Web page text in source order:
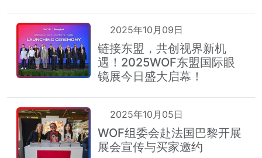
2025年10月09日
链接东盟，共创视界新机
遇！2025WOF东盟国际眼
镜展今日盛大启幕！
2025年10月05日
WOF组委会赴法国巴黎开展
展会宣传与买家邀约